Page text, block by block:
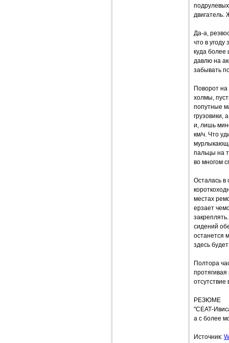
двигатель.
Да-а,
что в
куда более
давлю на
забывать
Поворот на
холмы,
попутные
грузовики,
и, лишь
км/ч. Что
пальцы на
во многом
Осталась в
местах
ерзает
сидений
останется
здесь
Полтора
РЕЗЮМЕ
"СЕАТ-
а с более
Источник: